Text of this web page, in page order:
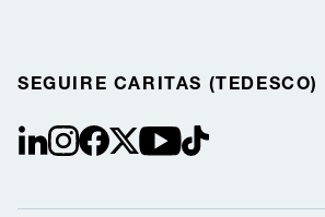
SEGUIRE CARITAS (TEDESCO)
linkedininstagram
facebookTwitter / X
youtube
tiktok